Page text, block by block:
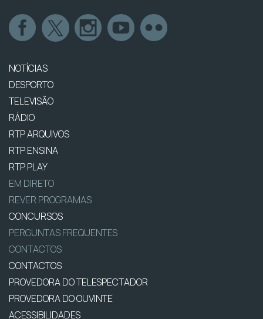
NOTÍCIAS
DESPORTO
TELEVISÃO
RÁDIO
RTP ARQUIVOS
RTP ENSINA
RTP PLAY
EM DIRETO
REVER PROGRAMAS
CONCURSOS
PERGUNTAS FREQUENTES
CONTACTOS
CONTACTOS
PROVEDORA DO TELESPECTADOR
PROVEDORA DO OUVINTE
ACESSIBILIDADES